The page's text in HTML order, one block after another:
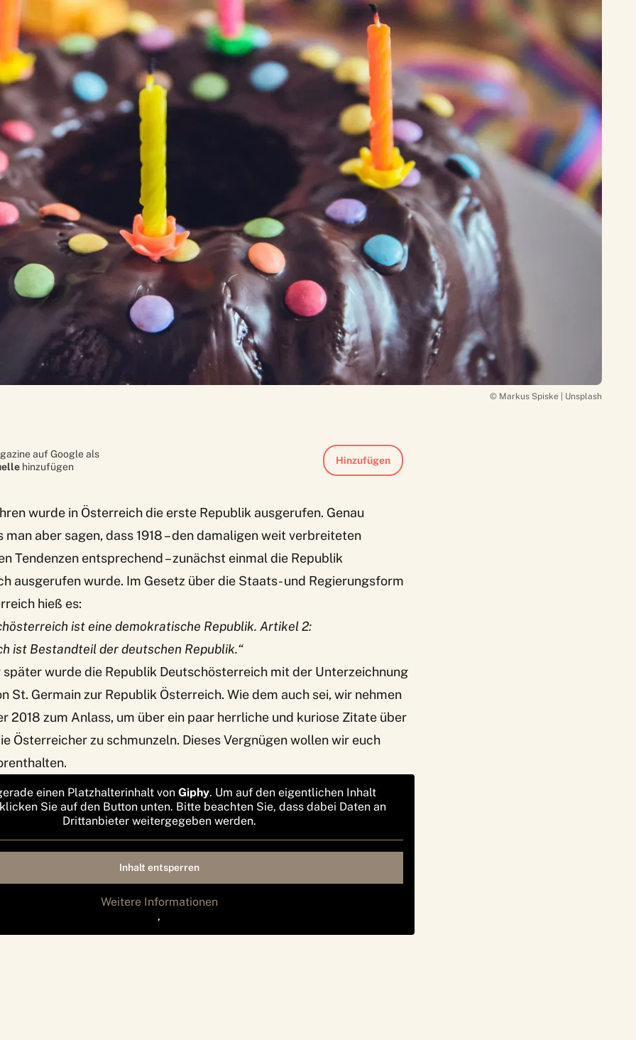
© Markus Spiske | Unsplash
auf Google als
hinzufügen
Hinzufügen
wurde in Österreich die erste Republik ausgerufen. Genau
man aber sagen, dass 1918 – den damaligen weit verbreiteten
Tendenzen entsprechend – zunächst einmal die Republik
ausgerufen wurde. Im Gesetz über die Staats- und Regierungsform
hieß es:
ist eine demokratische Republik. Artikel 2:
ist Bestandteil der deutschen Republik.“
später wurde die Republik Deutschösterreich mit der Unterzeichnung
St. Germain zur Republik Österreich. Wie dem auch sei, wir nehmen
2018 zum Anlass, um über ein paar herrliche und kuriose Zitate über
Österreicher zu schmunzeln. Dieses Vergnügen wollen wir euch
einen Platzhalterinhalt von Giphy. Um auf den eigentlichen Inhalt
Sie auf den Button unten. Bitte beachten Sie, dass dabei Daten an
Drittanbieter weitergegeben werden.
Inhalt entsperren
Weitere Informationen
‚